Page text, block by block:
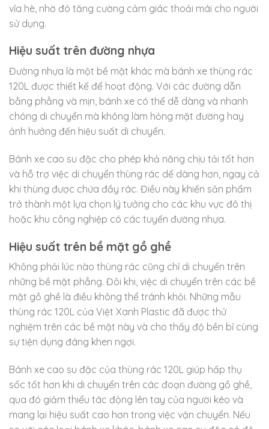
vỉa hè, nhờ đó tăng cường cảm giác thoải mái cho người
sử dụng.
Hiệu suất trên đường nhựa
Đường nhựa là một bề mặt khác mà bánh xe thùng rác
120L được thiết kế để hoạt động. Với các đường dẫn
bằng phẳng và mịn, bánh xe có thể dễ dàng và nhanh
chóng di chuyển mà không làm hỏng mặt đường hay
ảnh hưởng đến hiệu suất di chuyển.
Bánh xe cao su đặc cho phép khả năng chịu tải tốt hơn
và hỗ trợ việc di chuyển thùng rác dể dàng hơn, ngay cả
khi thùng được chứa đầy rác. Điều này khiến sản phẩm
trở thành một lựa chọn lý tưởng cho các khu vực đô thị
hoặc khu công nghiệp có các tuyến đường nhựa.
Hiệu suất trên bề mặt gồ ghề
Không phải lúc nào thùng rác cũng chỉ di chuyển trên
những bề mặt phẳng. Đôi khi, việc di chuyển trên các bề
mặt gồ ghề là điều không thể tránh khỏi. Những mẫu
thùng rác 120L của Việt Xanh Plastic đã được thử
nghiệm trên các bề mặt này và cho thấy độ bền bỉ cùng
sự tiện dụng đáng khen ngợi.
Bánh xe cao su đặc của thùng rác 120L giúp hấp thụ
sốc tốt hơn khi di chuyển trên các đoạn đường gồ ghề,
qua đó giảm thiểu tác động lên tay của người kéo và
mang lại hiệu suất cao hơn trong việc vận chuyển. Nếu